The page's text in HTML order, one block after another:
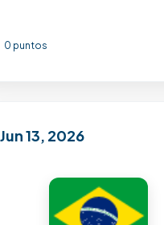
0 puntos
Jun 13, 2026